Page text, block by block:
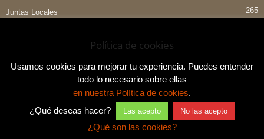
Juntas Locales 265
Indumentaria Valenciana 84
Aviso legal y política de privacidad
Contacto
Política de cookies
Usamos cookies para mejorar tu experiencia. Puedes entender
todo lo necesario sobre ellas
en nuestra Política de cookies.
¿Qué deseas hacer?
Las acepto No las acepto
¿Qué son las cookies?